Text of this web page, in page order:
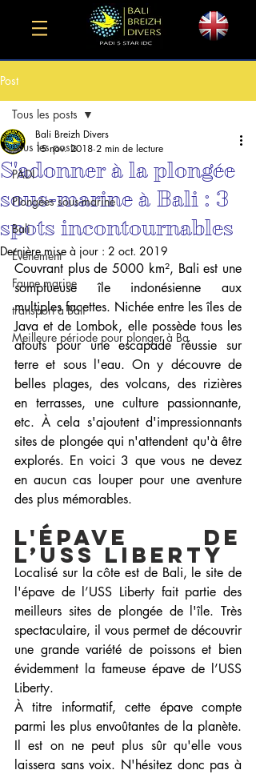
Post
Tous les posts
PADI
Plongées sous-marine
Bali
Événement
Faune marine
transport à Bali
Meilleure période pour plonger à Ba
Tous les posts
S'adonner à la plongée
sous-marine à Bali : 3
spots incontournables
Bali Breizh Divers
15 nov. 2018 2 min de lecture
Dernière mise à jour : 2 oct. 2019
Couvrant plus de 5000 km², Bali est une
somptueuse île indonésienne aux
multiples facettes. Nichée entre les îles de
Java et de Lombok, elle possède tous les
atouts pour une escapade réussie sur
terre et sous l'eau. On y découvre de
belles plages, des volcans, des rizières
en terrasses, une culture passionnante,
etc. À cela s'ajoutent d'impressionnants
sites de plongée qui n'attendent qu'à être
explorés. En voici 3 que vous ne devez
en aucun cas louper pour une aventure
des plus mémorables.
L'épave de
l’USS Liberty
Localisé sur la côte est de Bali, le site de
l'épave de l’USS Liberty fait partie des
meilleurs sites de plongée de l'île. Très
spectaculaire, il vous permet de découvrir
une grande variété de poissons et bien
évidemment la fameuse épave de l’USS
Liberty.
À titre informatif, cette épave compte
parmi les plus envoûtantes de la planète.
Il est on ne peut plus sûr qu'elle vous
laissera sans voix. N'hésitez donc pas à